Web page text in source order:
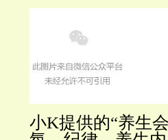
小K提供的“养生